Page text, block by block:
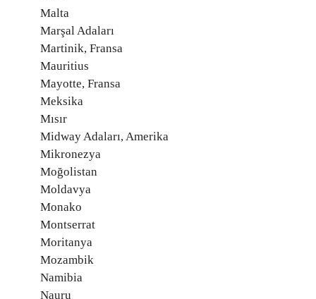
Malta
Marşal Adaları
Martinik, Fransa
Mauritius
Mayotte, Fransa
Meksika
Mısır
Midway Adaları, Amerika
Mikronezya
Moğolistan
Moldavya
Monako
Montserrat
Moritanya
Mozambik
Namibia
Nauru